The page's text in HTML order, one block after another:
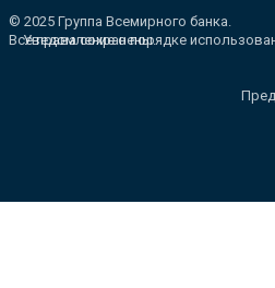
© 2025 Группа Всемирного банка.
Все права сохранены.
Уведомление о порядке